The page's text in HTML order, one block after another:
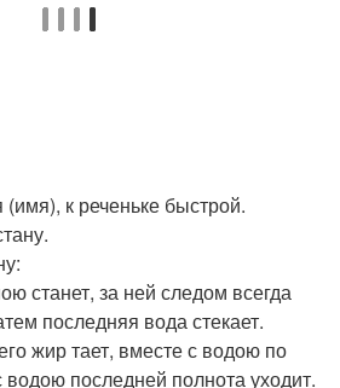
к реченьке быстрой.
станет, за ней следом всегда
последняя вода стекает.
жир тает, вместе с водою по
водою последней полнота уходит.